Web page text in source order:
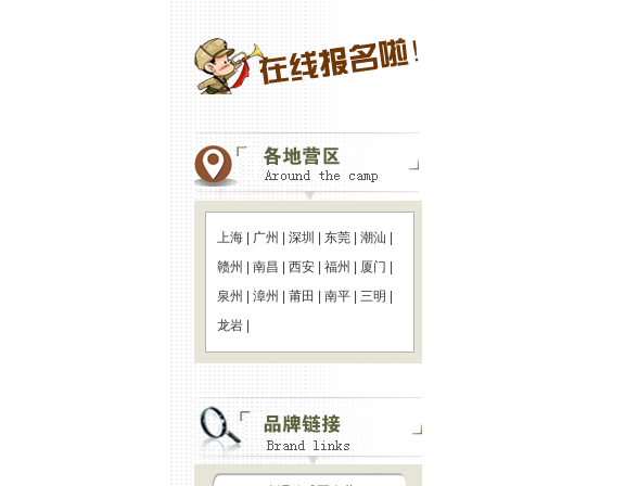
上海 广州 深圳 东莞 潮汕
赣州
南昌 西安 福州 厦门
泉州
漳州 莆田 南平 三明
龙岩